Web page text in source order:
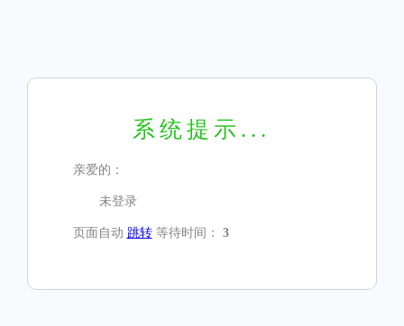
系统提示...
亲爱的：
未登录
页面自动 跳转等待时间： 3